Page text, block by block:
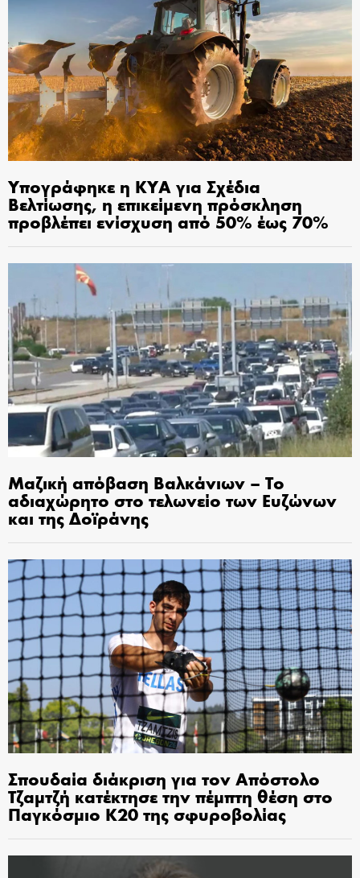
Υπογράφηκε η ΚΥΑ για Σχέδια
Βελτίωσης, η επικείμενη πρόσκληση
προβλέπει ενίσχυση από 50% έως 70%
Μαζική απόβαση Βαλκάνιων – Το
αδιαχώρητο στο τελωνείο των Ευζώνων
και της Δοϊράνης
Σπουδαία διάκριση για τον Απόστολο
Τζαμτζή κατέκτησε την πέμπτη θέση στο
Παγκόσμιο Κ20 της σφυροβολίας